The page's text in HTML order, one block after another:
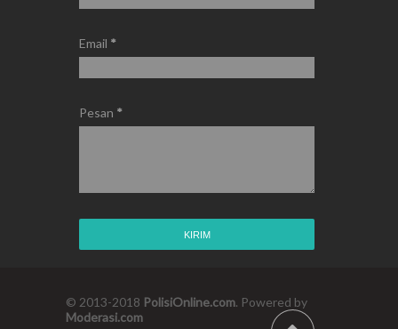
Email *
Pesan *
© 2013-2018 PolisiOnline.com. Powered by
Moderasi.com